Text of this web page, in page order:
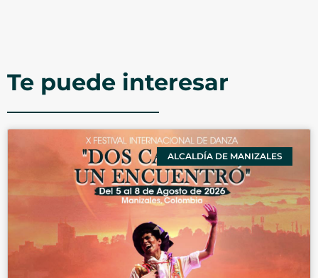
Te puede interesar
ALCALDÍA DE MANIZALES